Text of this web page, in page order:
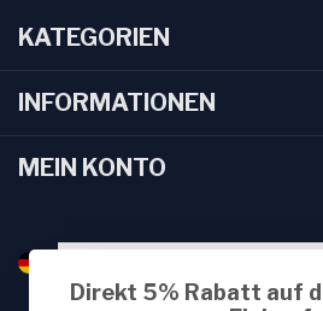
KATEGORIEN
INFORMATIONEN
MEIN KONTO
Direkt 5% Rabatt auf